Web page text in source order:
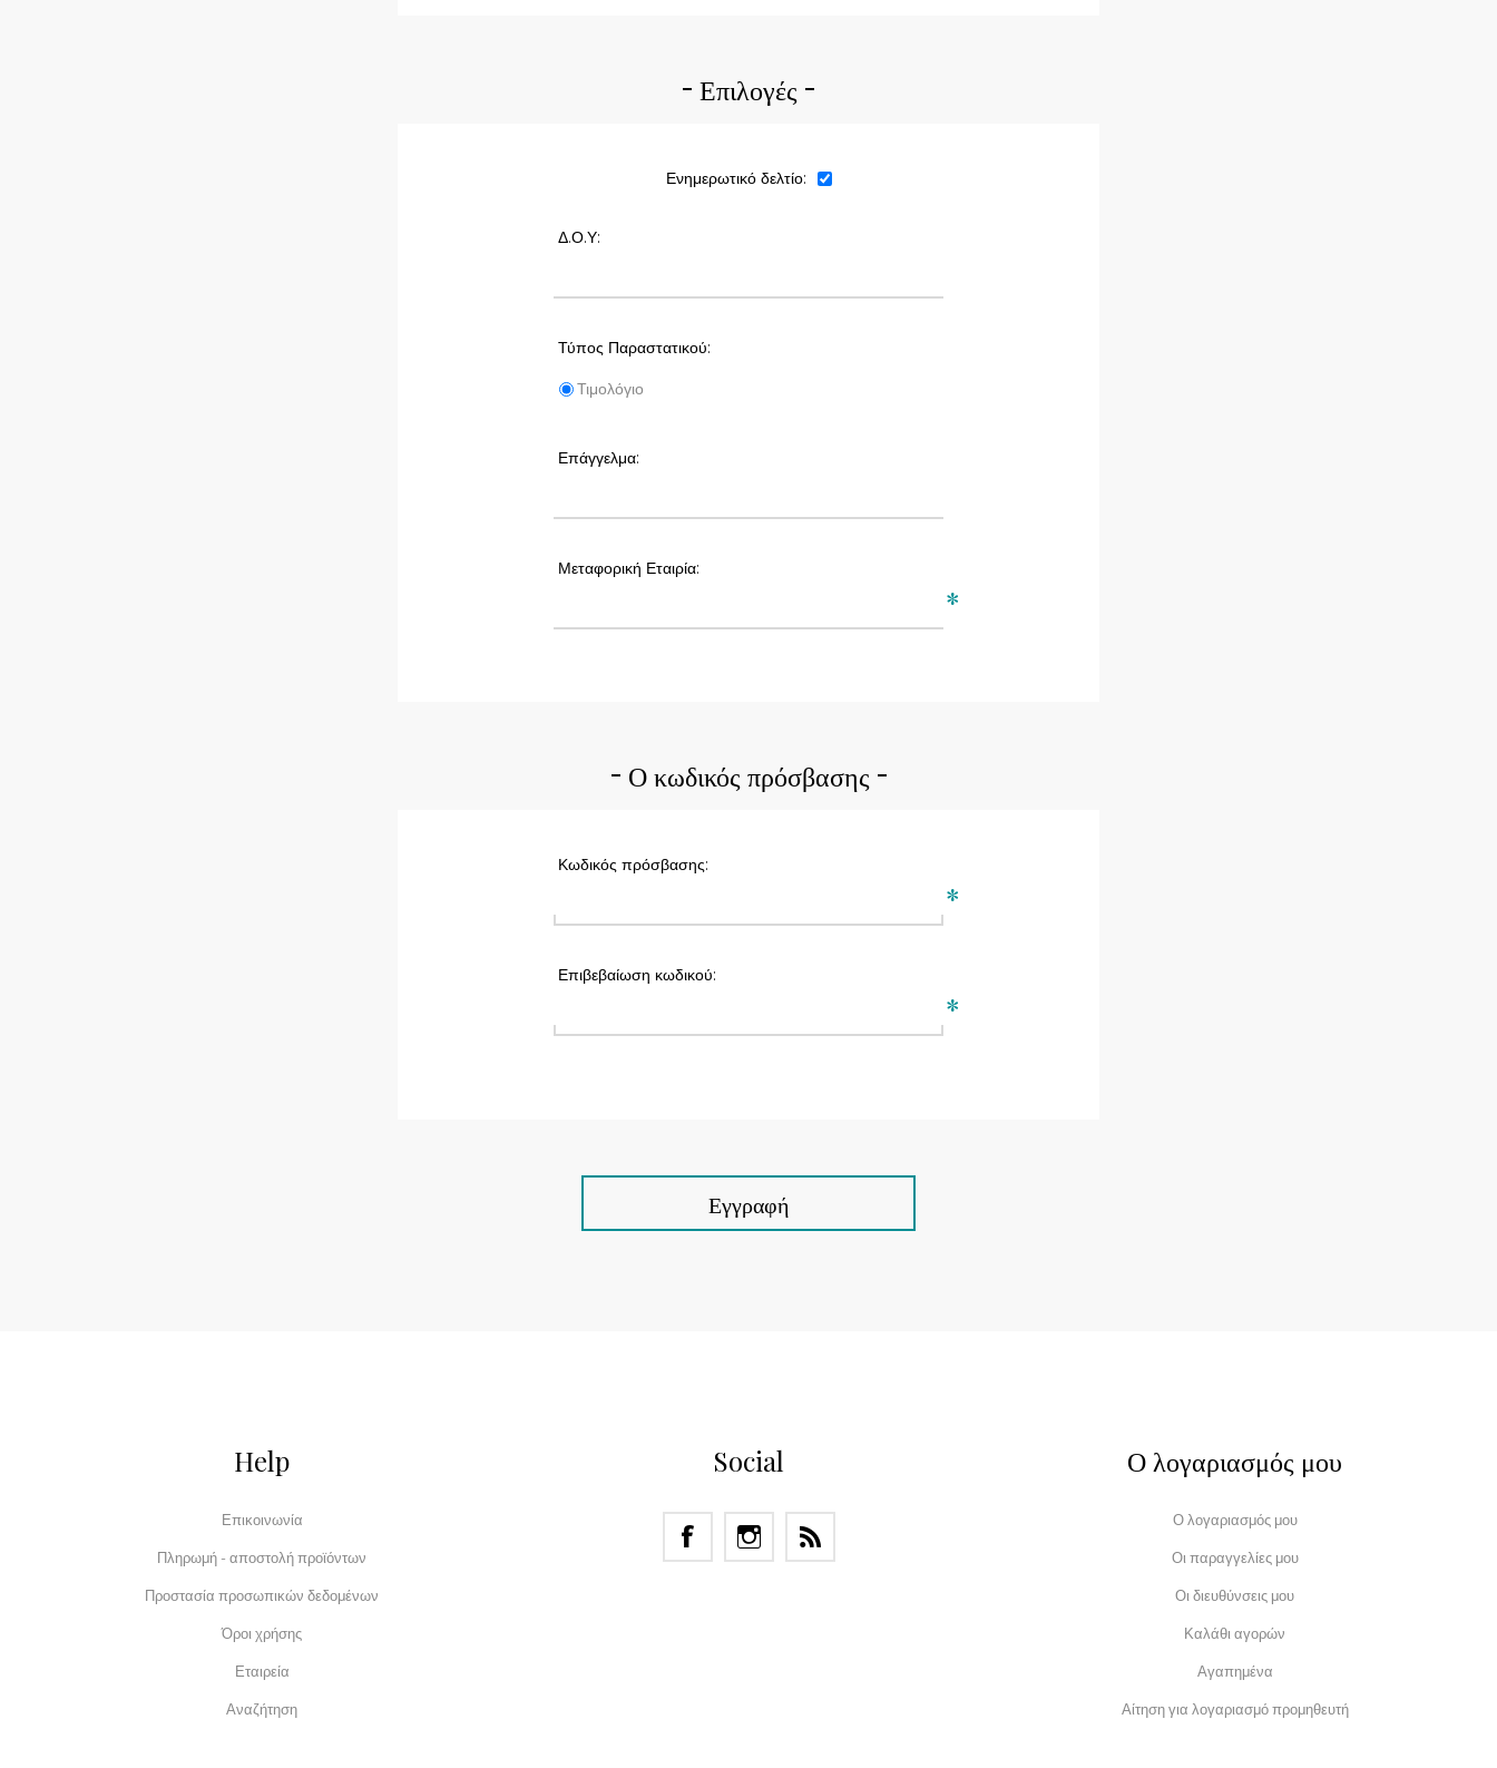
Επιλογές
Ενημερωτικό δελτίο:
Δ.Ο.Υ:
Τύπος Παραστατικού:
Τιμολόγιο
Επάγγελμα:
Μεταφορική Εταιρία:
*
Ο κωδικός πρόσβασης
Κωδικός πρόσβασης:
*
Επιβεβαίωση κωδικού:
*
Εγγραφή
Help
Επικοινωνία
Πληρωμή - αποστολή προϊόντων
Προστασία προσωπικών δεδομένων
Όροι χρήσης
Εταιρεία
Αναζήτηση
Social Ο λογαριασμός μου
Ο λογαριασμός μου
Οι παραγγελίες μου
Οι διευθύνσεις μου
Καλάθι αγορών
Αγαπημένα
Αίτηση για λογαριασμό προμηθευτή